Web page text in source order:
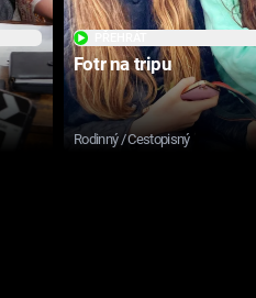
Fotr na tripu
Rodinný / Cestopisný